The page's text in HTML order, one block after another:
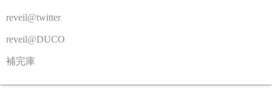
reveil@twitter
reveil@DUCO
補完庫